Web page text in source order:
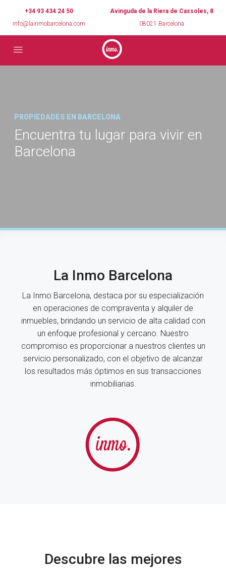
+34 93 434 24 50
info@lainmobarcelona.com
Avinguda de la Riera de Cassoles, 8
08021 Barcelona
Encuentra tu lugar para vivir en
Barcelona
PROPIEDADES EN BARCELONA
La Inmo Barcelona
La Inmo Barcelona, destaca por su especialización
en operaciones de compraventa y alquiler de
inmuebles, brindando un servicio de alta calidad con
un enfoque profesional y cercano. Nuestro
compromiso es proporcionar a nuestros clientes un
servicio personalizado, con el objetivo de alcanzar
los resultados más óptimos en sus transacciones
inmobiliarias.
Descubre las mejores